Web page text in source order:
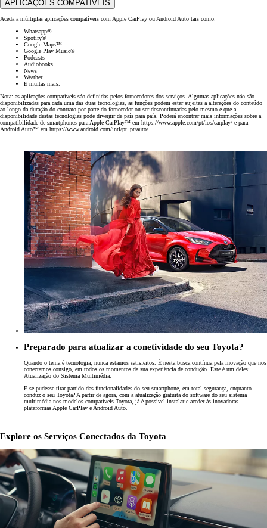
APLICAÇÕES COMPATÍVEIS
Aceda a múltiplas aplicações compatíveis com Apple CarPlay ou Android Auto tais como:
Whatsapp®
Spotify®
Google Maps™
Google Play Music®
Podcasts
Audiobooks
News
Weather
E muitas mais.
Nota: as aplicações compatíveis são definidas pelos fornecedores dos serviços. Algumas aplicações não são
disponibilizadas para cada uma das duas tecnologias, as funções podem estar sujeitas a alterações do conteúdo
ao longo da duração do contrato por parte do fornecedor ou ser descontinuadas pelo mesmo e que a
disponibilidade destas tecnologias pode divergir de país para país. Poderá encontrar mais informações sobre a
compatibilidade de smartphones para Apple CarPlay™ em https://www.apple.com/pt/ios/carplay/ e para
Android Auto™ em https://www.android.com/intl/pt_pt/auto/
Preparado para atualizar a conetividade do seu Toyota?
Quando o tema é tecnologia, nunca estamos satisfeitos. É nesta busca contínua pela inovação que nos
conectamos consigo, em todos os momentos da sua experiência de condução. Este é um deles:
Atualização do Sistema Multimédia.
E se pudesse tirar partido das funcionalidades do seu smartphone, em total segurança, enquanto
conduz o seu Toyota? A partir de agora, com a atualização gratuita do software do seu sistema
multimédia nos modelos compatíveis Toyota, já é possível instalar e aceder às inovadoras
plataformas Apple CarPlay e Android Auto.
Explore os Serviços Conectados da Toyota